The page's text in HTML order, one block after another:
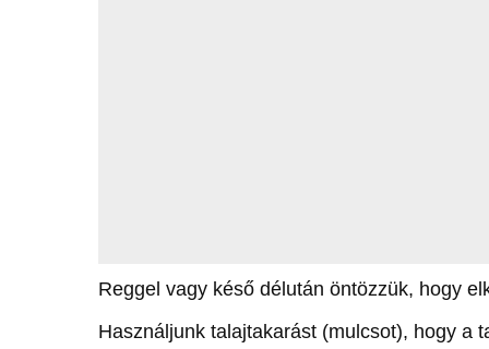
Reggel vagy késő délután öntözzük, hogy
Használjunk talajtakarást (mulcsot), hogy a